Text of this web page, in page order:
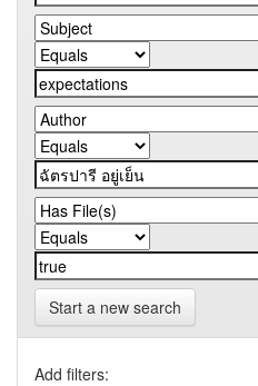
Start a new search
Add filters: